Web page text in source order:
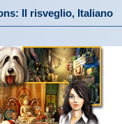
Il risveglio, Italiano